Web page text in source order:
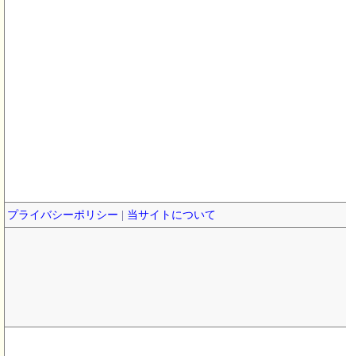
プライバシーポリシー 当サイトについて